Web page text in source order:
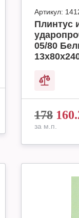
Артикул:
Плинтус
05/80
178
за м.п.